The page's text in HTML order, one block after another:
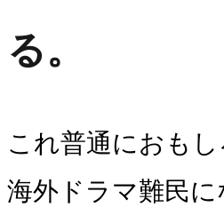
る。
これ普通におもし
海外ドラマ難民に